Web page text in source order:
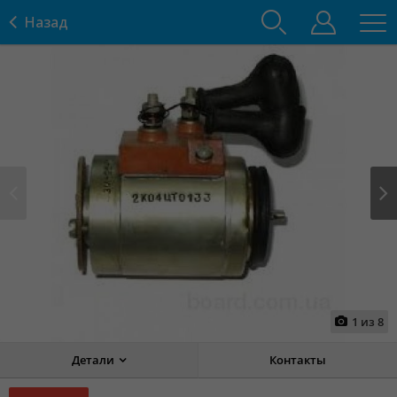
Назад
1 из 8
Детали Контакты